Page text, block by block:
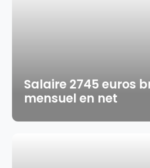
Salaire 2745 euros
mensuel en net